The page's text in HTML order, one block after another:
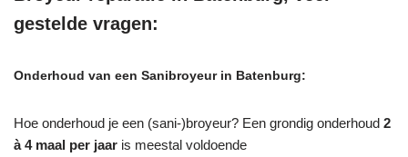
gestelde vragen:
Onderhoud van een Sanibroyeur in Batenburg:
Hoe onderhoud je een (sani-)broyeur? Een grondig onderhoud 2
à 4 maal per jaar is meestal voldoende